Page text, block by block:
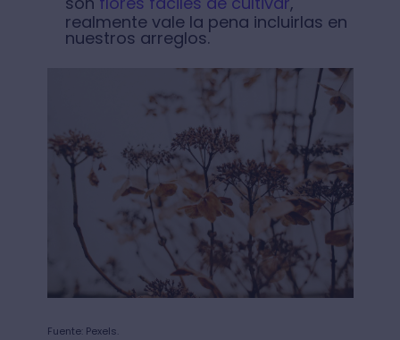
realmente vale la pena incluirlas en
nuestros arreglos.
Fuente: Pexels.